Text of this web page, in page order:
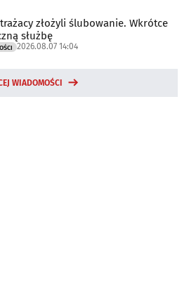
złożyli ślubowanie. Wkrótce
służbę
2026.08.07 14:04
WIADOMOŚCI